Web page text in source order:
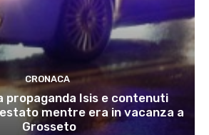
CRONACA
propaganda Isis e contenuti
mentre era in vacanza a
Grosseto